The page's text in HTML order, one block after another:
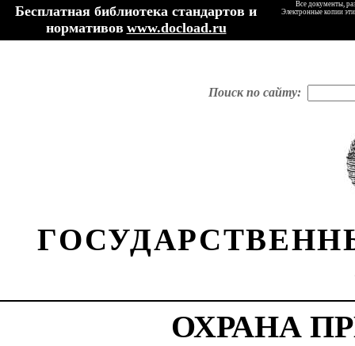
Бесплатная библиотека стандартов и
нормативов www.docload.ru
Все документы,
Электронные копии
Поиск по сайту:
ОХРАНА